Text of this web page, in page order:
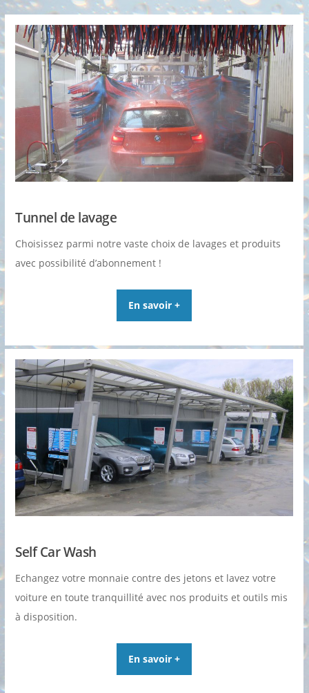
Tunnel de lavage
Choisissez parmi notre vaste choix de lavages et produits
avec possibilité d’abonnement !
En savoir +
Self Car Wash
Echangez votre monnaie contre des jetons et lavez votre
voiture en toute tranquillité avec nos produits et outils mis
à disposition.
En savoir +